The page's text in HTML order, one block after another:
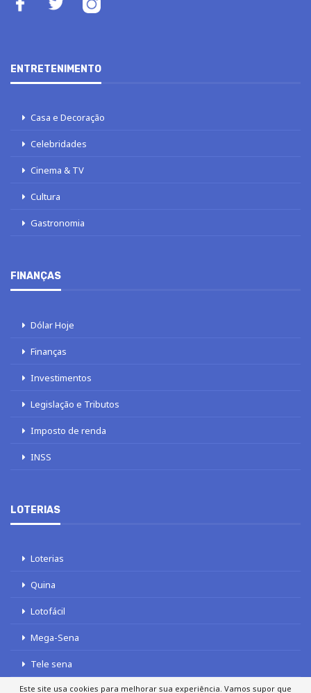
ENTRETENIMENTO
Casa e Decoração
Celebridades
Cinema & TV
Cultura
Gastronomia
FINANÇAS
Dólar Hoje
Finanças
Investimentos
Legislação e Tributos
Imposto de renda
INSS
LOTERIAS
Loterias
Quina
Lotofácil
Mega-Sena
Tele sena
Este site usa cookies para melhorar sua experiência. Vamos supor que